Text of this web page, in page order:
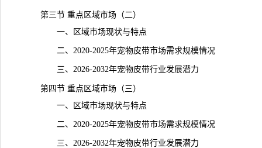
第三节 重点区域市场（二）
一、区域市场现状与特点
二、2020-2025年宠物皮带市场需求规模情况
三、2026-2032年宠物皮带行业发展潜力
第四节 重点区域市场（三）
一、区域市场现状与特点
二、2020-2025年宠物皮带市场需求规模情况
三、2026-2032年宠物皮带行业发展潜力